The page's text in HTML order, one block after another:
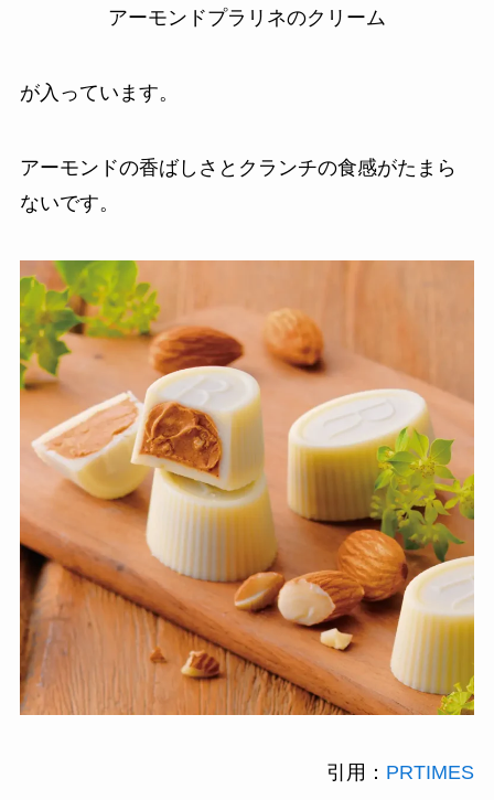
アーモンドプラリネのクリーム
が入っています。
アーモンドの香ばしさとクランチの食感がたまら
ないです。
引用： PRTIMES